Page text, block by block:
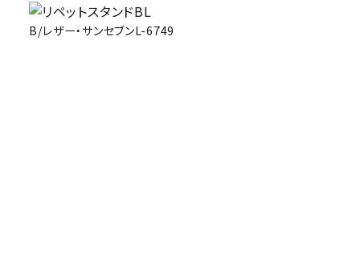
B/レザー・サンセブンL-6749